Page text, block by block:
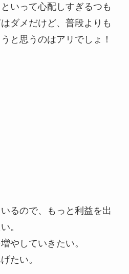
いって心配しすぎるつも
ダメだけど、普段よりも
と思うのはアリでしょ！
るので、もっと利益を出
。
やしていきたい。
たい。